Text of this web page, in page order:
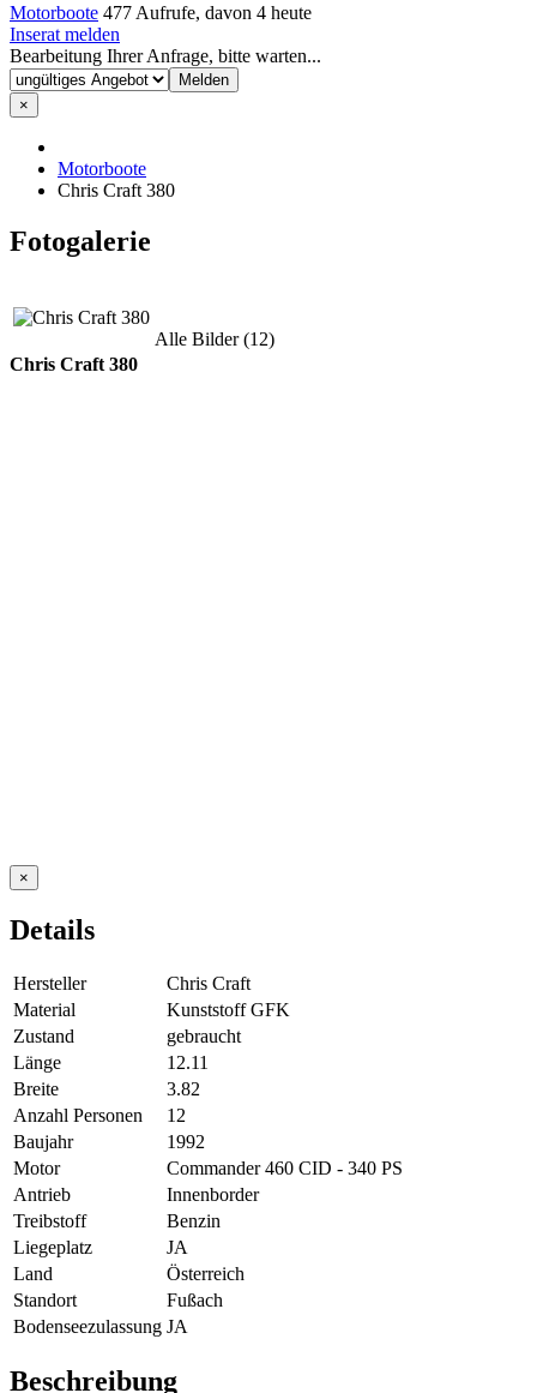
Motorboote 477 Aufrufe, davon 4 heute
Inserat melden
Bearbeitung Ihrer Anfrage, bitte warten...
×
Motorboote
Chris Craft 380
Fotogalerie
Alle Bilder (12)
Chris Craft 380
×
Details
Hersteller
Chris Craft
Material
Kunststoff GFK
Zustand
gebraucht
Länge
12.11
Breite
3.82
Anzahl Personen
12
Baujahr
1992
Motor
Commander 460 CID - 340 PS
Antrieb
Innenborder
Treibstoff
Benzin
Liegeplatz
JA
Land
Österreich
Standort
Fußach
Bodenseezulassung JA
Beschreibung